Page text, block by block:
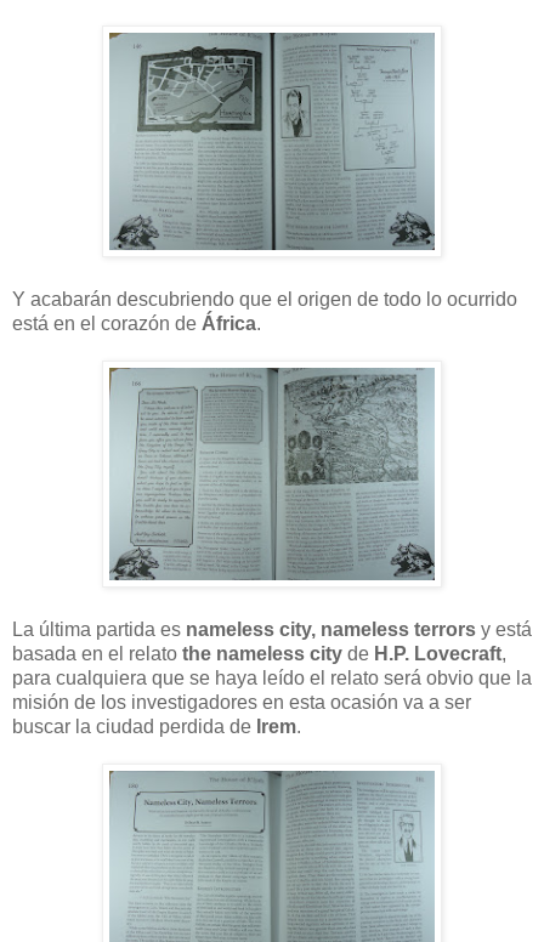
Y acabarán descubriendo que el origen de todo lo ocurrido
está en el corazón de África.
La última partida es nameless city, nameless terrors y está
basada en el relato the nameless city de H.P. Lovecraft,
para cualquiera que se haya leído el relato será obvio que la
misión de los investigadores en esta ocasión va a ser
buscar la ciudad perdida de Irem.